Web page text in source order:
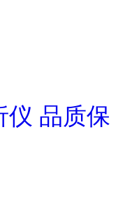
仪 品质保